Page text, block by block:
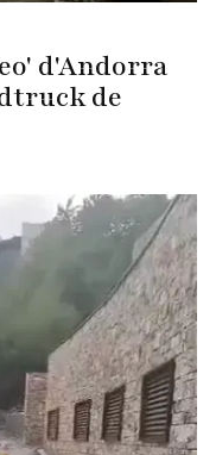
d'Andorra
de